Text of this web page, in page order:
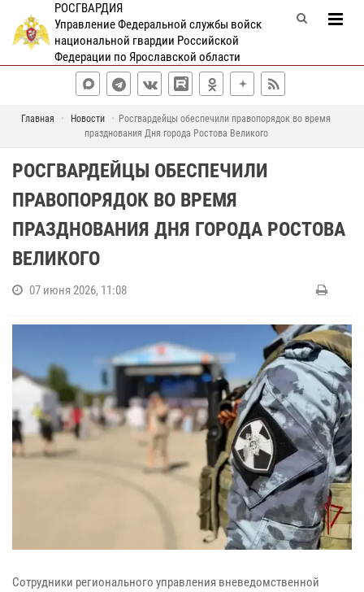
РОСГВАРДИЯ
Управление Федеральной службы войск
национальной гвардии Российской
Федерации по Ярославской области
Главная Новости
Росгвардейцы обеспечили правопорядок во время
празднования Дня города Ростова Великого
РОСГВАРДЕЙЦЫ ОБЕСПЕЧИЛИ
ПРАВОПОРЯДОК ВО ВРЕМЯ
ПРАЗДНОВАНИЯ ДНЯ ГОРОДА РОСТОВА
ВЕЛИКОГО
07 июня 2026, 11:08
Сотрудники регионального управления вневедомственной